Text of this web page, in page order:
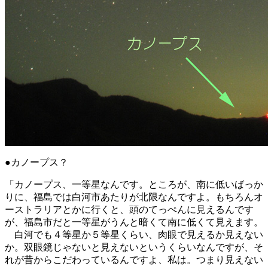
●カノープス？
「カノープス、一等星なんです。ところが、南に低いばっか
りに、福島では白河市あたりが北限なんですよ。もちろんオ
ーストラリアとかに行くと、頭のてっぺんに見えるんです
が、福島市だと一等星がうんと暗くて南に低くて見えます。
白河でも４等星か５等星くらい、肉眼で見えるか見えない
か。双眼鏡じゃないと見えないというくらいなんですが、そ
れが昔からこだわっているんですよ、私は。つまり見えない